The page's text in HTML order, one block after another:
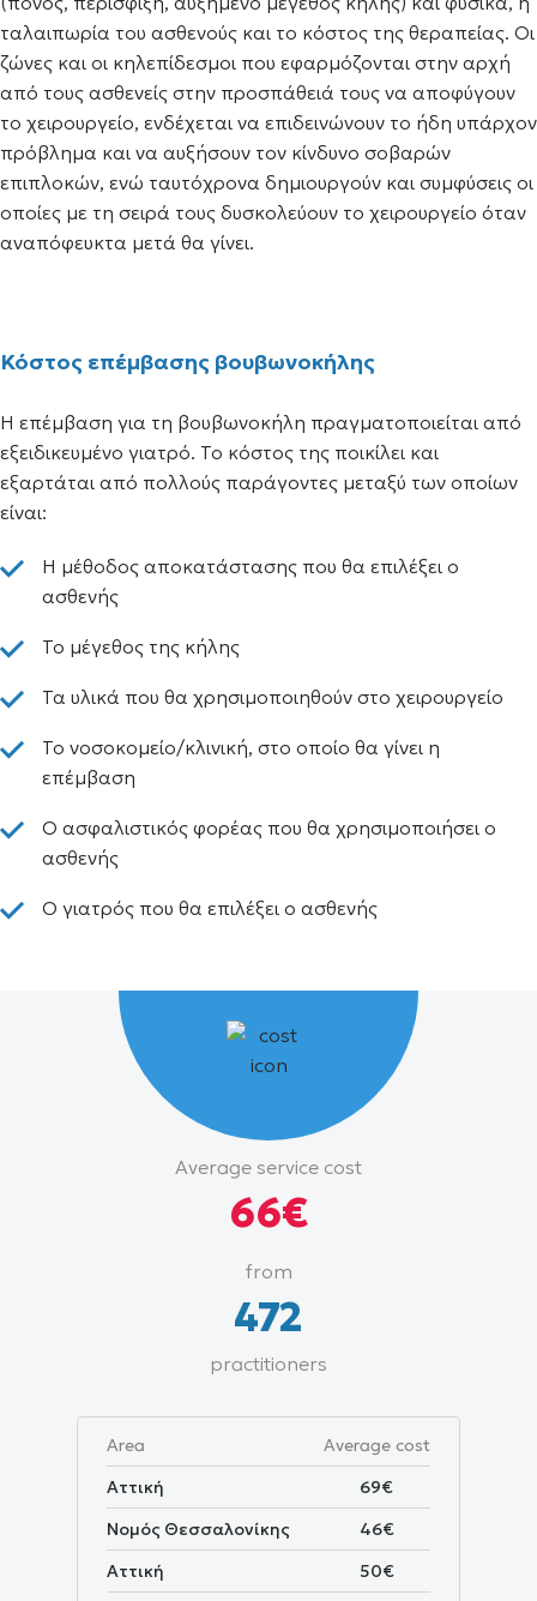
ταλαιπωρία του ασθενούς και το κόστος της θεραπείας. Οι
ζώνες και οι κηλεπίδεσμοι που εφαρμόζονται στην αρχή
από τους ασθενείς στην προσπάθειά τους να αποφύγουν
το χειρουργείο, ενδέχεται να επιδεινώνουν το ήδη υπάρχον
πρόβλημα και να αυξήσουν τον κίνδυνο σοβαρών
επιπλοκών, ενώ ταυτόχρονα δημιουργούν και συμφύσεις οι
οποίες με τη σειρά τους δυσκολεύουν το χειρουργείο όταν
αναπόφευκτα μετά θα γίνει.
Κόστος επέμβασης βουβωνοκήλης
Η επέμβαση για τη βουβωνοκήλη πραγματοποιείται από
εξειδικευμένο γιατρό. Το κόστος της ποικίλει και
εξαρτάται από πολλούς παράγοντες μεταξύ των οποίων
είναι:
Η μέθοδος αποκατάστασης που θα επιλέξει ο
ασθενής
Το μέγεθος της κήλης
Τα υλικά που θα χρησιμοποιηθούν στο χειρουργείο
Το νοσοκομείο/κλινική, στο οποίο θα γίνει η
επέμβαση
Ο ασφαλιστικός φορέας που θα χρησιμοποιήσει ο
ασθενής
Ο γιατρός που θα επιλέξει ο ασθενής
Average service cost
66€
from
472
practitioners
Area
Average cost
Αττική
69€
Νομός Θεσσαλονίκης
46€
Αττική
50€